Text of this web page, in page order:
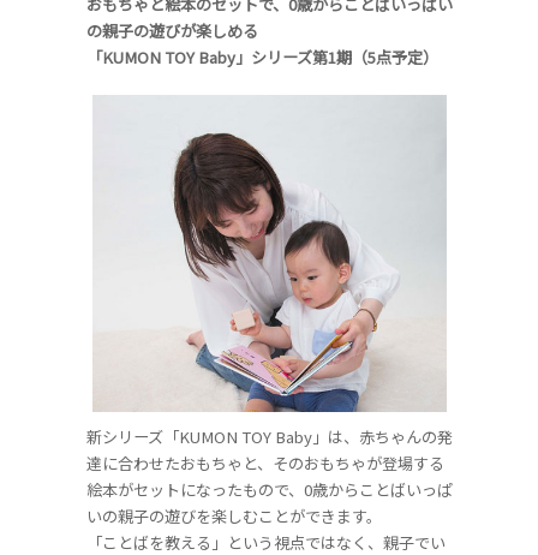
の親子の遊びが楽しめる
「KUMON TOY Baby」シリーズ第1期（5点予定）
新シリーズ「KUMON TOY Baby」は、赤ちゃんの発
達に合わせたおもちゃと、そのおもちゃが登場する
絵本がセットになったもので、0歳からことばいっぱ
いの親子の遊びを楽しむことができます。
「ことばを教える」という視点ではなく、親子でい